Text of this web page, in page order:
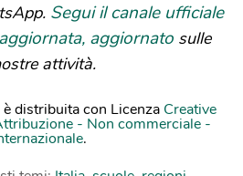
Segui il canale ufficiale
aggiornato sulle
attività.
distribuita con Licenza Creative
- Non commerciale -
.